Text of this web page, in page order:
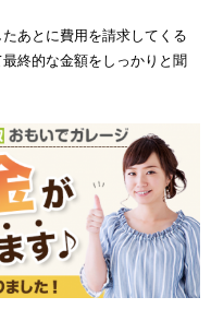
あとに費用を請求してくる
終的な金額をしっかりと聞